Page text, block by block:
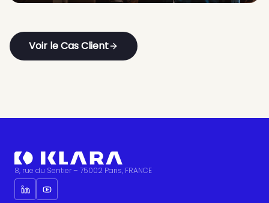
Voir le Cas Client
8, rue du Sentier – 75002 Paris, FRANCE